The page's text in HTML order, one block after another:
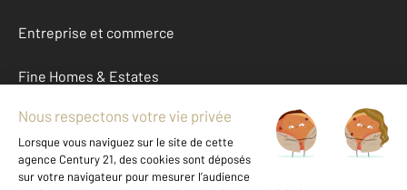
Entreprise et commerce
Fine Homes & Estates
À propos
International